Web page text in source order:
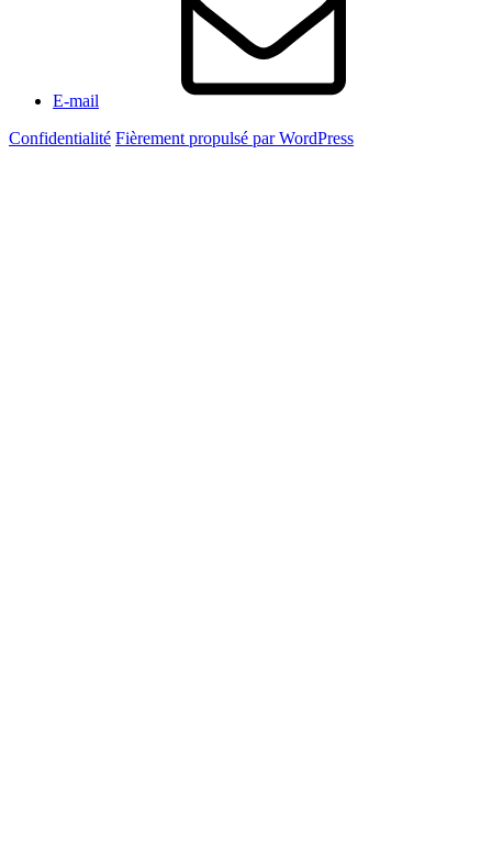
E-mail
Confidentialité Fièrement propulsé par WordPress